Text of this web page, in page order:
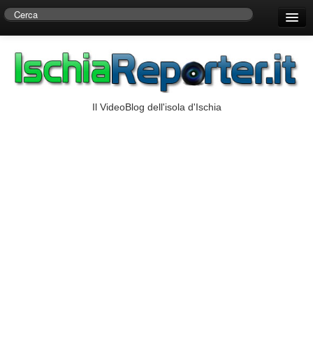
Centro di Ricerche Storiche D’Ambra
Il VideoBlog dell'isola d'Ischia